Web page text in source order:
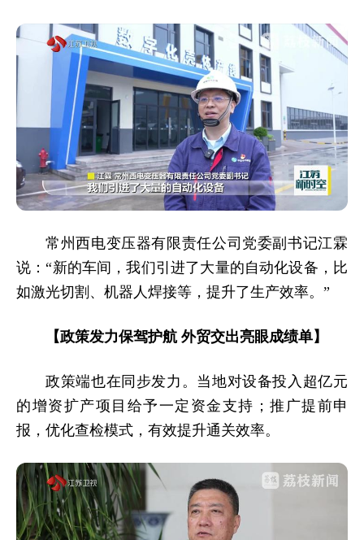
常州西电变压器有限责任公司党委副书记江霖
说：“新的车间，我们引进了大量的自动化设备，比
如激光切割、机器人焊接等，提升了生产效率。”
【政策发力保驾护航 外贸交出亮眼成绩单】
政策端也在同步发力。当地对设备投入超亿元
的增资扩产项目给予一定资金支持；推广提前申
报，优化查检模式，有效提升通关效率。